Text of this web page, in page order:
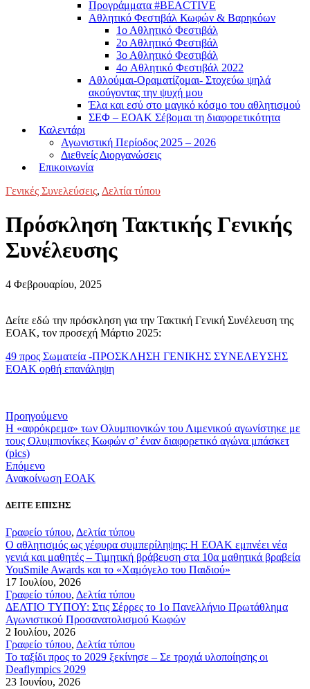
Προγράμματα #BEACTIVE
Αθλητικό Φεστιβάλ Κωφών & Βαρηκόων
1ο Αθλητικό Φεστιβάλ
2ο Αθλητικό Φεστιβάλ
3ο Αθλητικό Φεστιβάλ
4o Αθλητικό Φεστιβάλ 2022
Αθλούμαι-Οραματίζομαι- Στοχεύω ψηλά
ακούγοντας την ψυχή μου
Έλα και εσύ στο μαγικό κόσμο του αθλητισμού
ΣΕΦ – ΕΟΑΚ Σέβομαι τη διαφορετικότητα
Καλεντάρι
Αγωνιστική Περίοδος 2025 – 2026
Διεθνείς Διοργανώσεις
Επικοινωνία
Γενικές Συνελεύσεις, Δελτία τύπου
Πρόσκληση Τακτικής Γενικής
Συνέλευσης
4 Φεβρουαρίου, 2025
Δείτε εδώ την πρόσκληση για την Τακτική Γενική Συνέλευση της
ΕΟΑΚ, τον προσεχή Μάρτιο 2025:
49 προς Σωματεία -ΠΡΟΣΚΛΗΣΗ ΓΕΝΙΚΗΣ ΣΥΝΕΛΕΥΣΗΣ
ΕΟΑΚ ορθή επανάληψη
Προηγούμενο
Η «αφρόκρεμα» των Ολυμπιονικών του Λιμενικού αγωνίστηκε με
τους Ολυμπιονίκες Κωφών σ’ έναν διαφορετικό αγώνα μπάσκετ
(pics)
Επόμενο
Ανακοίνωση ΕΟΑΚ
ΔΕΙΤΕ ΕΠΙΣΗΣ
Γραφείο τύπου, Δελτία τύπου
Ο αθλητισμός ως γέφυρα συμπερίληψης: Η ΕΟΑΚ εμπνέει νέα
γενιά και μαθητές – Τιμητική βράβευση στα 10α μαθητικά βραβεία
YouSmile Awards και το «Χαμόγελο του Παιδιού»
17 Ιουλίου, 2026
Γραφείο τύπου, Δελτία τύπου
ΔΕΛΤΙΟ ΤΥΠΟΥ: Στις Σέρρες το 1ο Πανελλήνιο Πρωτάθλημα
Αγωνιστικού Προσανατολισμού Κωφών
2 Ιουλίου, 2026
Γραφείο τύπου, Δελτία τύπου
Το ταξίδι προς το 2029 ξεκίνησε – Σε τροχιά υλοποίησης οι
Deaflympics 2029
23 Ιουνίου, 2026